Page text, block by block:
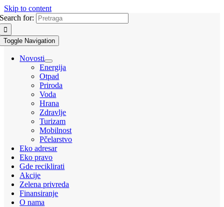
Skip to content
Search for:
Toggle Navigation
Novosti
Energija
Otpad
Priroda
Voda
Hrana
Zdravlje
Turizam
Mobilnost
Pčelarstvo
Eko adresar
Eko pravo
Gde reciklirati
Akcije
Zelena privreda
Finansiranje
O nama